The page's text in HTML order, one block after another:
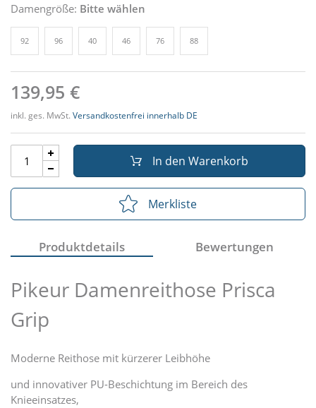
Damengröße: Bitte wählen
92 96 40 46 76 88
139,95 €
inkl. ges. MwSt. Versandkostenfrei innerhalb DE
In den Warenkorb
Merkliste
Produktdetails Bewertungen
Pikeur Damenreithose Prisca
Grip
Moderne Reithose mit kürzerer Leibhöhe
und innovativer PU-Beschichtung im Bereich des
Knieeinsatzes,